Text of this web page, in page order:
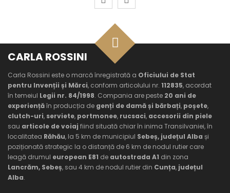
CARLA ROSSINI
Carla Rossini este o marcă înregistrată a Oficiului de Stat
pentru Invenții și Mărci, conform articolului nr. 112835, acordat
în temeiul Legii nr. 84/1998. Compania are peste 20 ani de
experiențăîn producția de genți de damă și bărbați, poșete,
clutch-uri, serviete, portmonee, rucsaci, accesorii din piele
sau articole de voiaj fiind situată chiar în inima Transilvaniei, în
localitatea Răhău, la 5 km de municipiul Sebeș, județul Alba și
poziționată strategic la o distanță de 6 km de nodul rutier care
leagă drumul european E81 de autostrada A1 din zona
Lancrăm, Sebeș, sau 4 km de nodul rutier din Cunța, județul
Alba.